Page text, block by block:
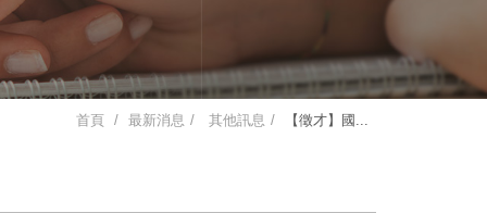
首頁 最新消息 其他訊息 【徵才】國...